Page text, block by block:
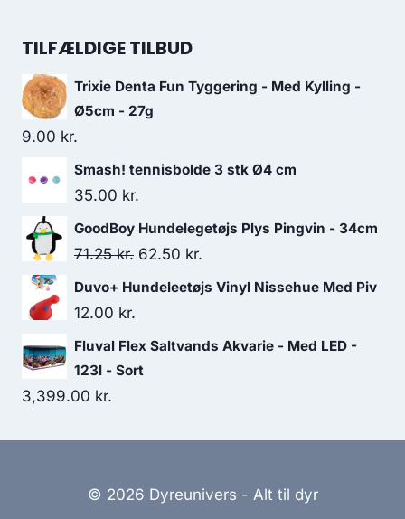
pris
157.50 kr..
pris
135.00 kr..
TILFÆLDIGE TILBUD
Trixie Denta Fun Tyggering - Med Kylling -
Ø5cm - 27g
9.00 kr.
Smash! tennisbolde 3 stk Ø4 cm
35.00 kr.
GoodBoy Hundelegetøjs Plys Pingvin - 34cm
71.25kr. Den
oprindelige
71.25 kr..
62.50 kr.
aktuelle
Duvo+ Hundeleetøjs Vinyl Nissehue Med Piv
12.00 kr.
Fluval Flex Saltvands Akvarie - Med LED -
123l - Sort
3,399.00 kr.
© 2026 Dyreunivers - Alt til dyr